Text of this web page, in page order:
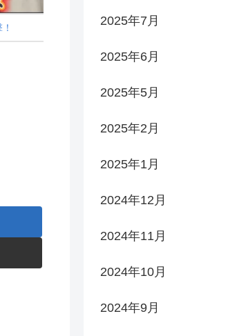
2025年7月
2025年6月
2025年5月
2025年2月
2025年1月
2024年12月
2024年11月
2024年10月
2024年9月